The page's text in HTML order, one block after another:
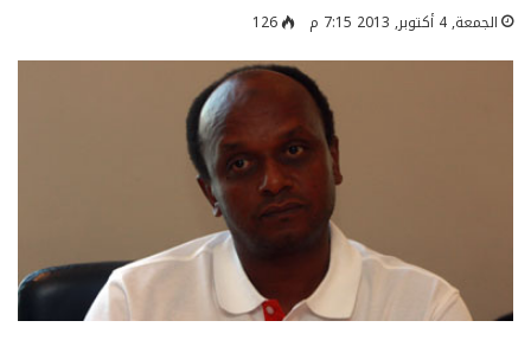
الجمعة, 4 أكتوبر, 2013 7:15 م 126